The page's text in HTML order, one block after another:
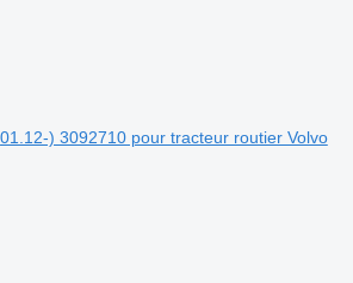
) 3092710 pour tracteur routier Volvo